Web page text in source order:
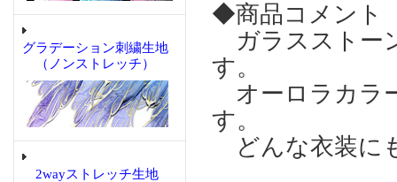
グラデーション刺繍生地
（ノンストレッチ）
2wayストレッチ生地
◆商品コメント
ガラスストー
す。
オーロラカラ
す。
どんな衣装に